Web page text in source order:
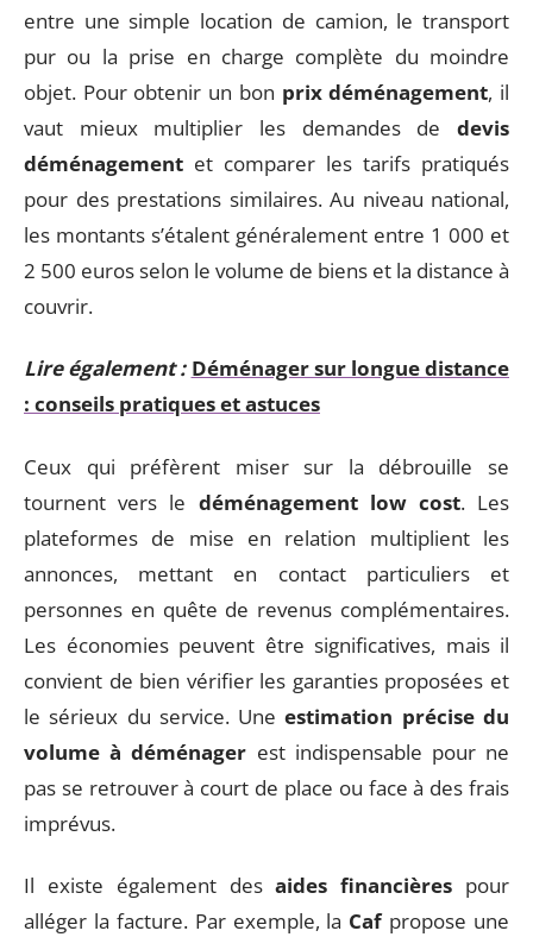
entre une simple location de camion, le transport
pur ou la prise en charge complète du moindre
objet. Pour obtenir un bon prix déménagement, il
vaut mieux multiplier les demandes de devis
déménagement et comparer les tarifs pratiqués
pour des prestations similaires. Au niveau national,
les montants s’étalent généralement entre 1 000 et
2 500 euros selon le volume de biens et la distance à
couvrir.
Lire également : Déménager sur longue distance
: conseils pratiques et astuces
Ceux qui préfèrent miser sur la débrouille se
tournent vers le déménagement low cost. Les
plateformes de mise en relation multiplient les
annonces, mettant en contact particuliers et
personnes en quête de revenus complémentaires.
Les économies peuvent être significatives, mais il
convient de bien vérifier les garanties proposées et
le sérieux du service. Uneestimation précise du
volume à déménager est indispensable pour ne
pas se retrouver à court de place ou face à des frais
imprévus.
Il existe également desaides financières pour
alléger la facture. Par exemple, la Cafpropose une